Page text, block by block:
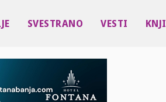
SVESTRANO VESTI